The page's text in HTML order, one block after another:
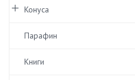
Конуса
Парафин
Книги